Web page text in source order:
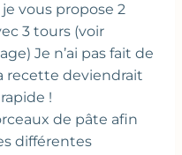
vous propose 2
3 tours (voir
Je n’ai pas fait de
recette deviendrait
!
de pâte afin
différentes